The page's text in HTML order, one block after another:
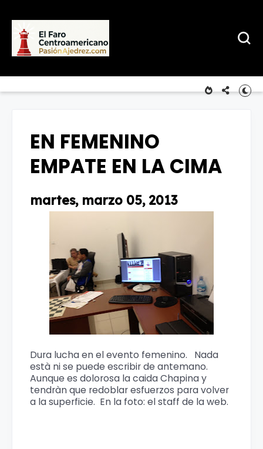
EN FEMENINO
EMPATE EN LA CIMA
martes, marzo 05, 2013
Dura lucha en el evento femenino. Nada
està ni se puede escribir de antemano.
Aunque es dolorosa la caida Chapina y
tendràn que redoblar esfuerzos para volver
a la superficie. En la foto: el staff de la web.